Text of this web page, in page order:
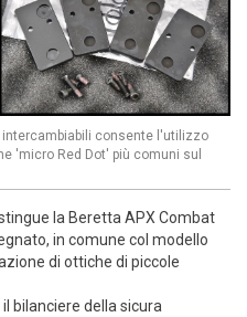
consente l'utilizzo
'micro Red Dot' più comuni sul
la Beretta APX Combat
in comune col modello
di ottiche di piccole
bilanciere della sicura